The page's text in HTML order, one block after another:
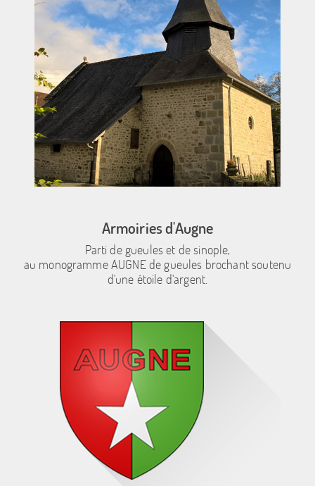
Armoiries d'Augne
Parti de gueules et de sinople,
au monogramme AUGNE de gueules brochant soutenu
d'une étoile d'argent.